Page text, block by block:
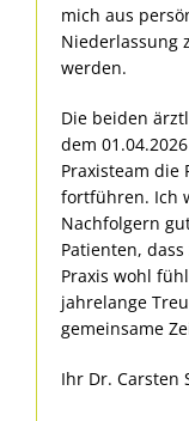
mich aus
Niederlassung
werden.
Die beiden
dem
Praxisteam die
fortführen. Ich
Nachfolgern
Patienten,
Praxis wohl
jahrelange
gemeinsame
Ihr Dr. Carsten